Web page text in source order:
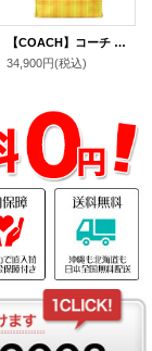
【COACH】コーチ バッグ トート チェック柄 キャンバス レザー プラッド プリント ロゴ トートバッグ バーニッシュアンバー〔日本未発売〕
34,900円(税込)